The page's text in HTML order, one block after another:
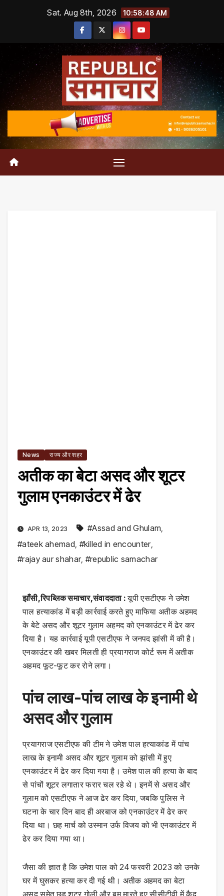
Sat. Aug 8th, 2026 10:58:48 AM
News राज्य और शहर
अतीक का बेटा असद और शूटर
गुलाम एनकाउंटर में ढेर
APR 13, 2023 #Assad and Ghulam
#ateek ahemad #killed in encounter,
#rajay aur shahar, #republic samachar
झाँसी,रिपब्लिक समाचार,संवाददाता :यूपी एसटीएफ ने उमेश
पाल हत्याकांड में बड़ी कार्रवाई करते हुए माफिया अतीक अहमद
के बेटे असद और शूटर गुलाम अहमद को एनकाउंटर में ढेर कर
दिया है। यह कार्रवाई यूपी एसटीएफ ने जनपद झांसी में की है।
एनकाउंटर की खबर मिलती ही प्रयागराज कोर्ट रूम में अतीक
अहमद फूट-फूट कर रोने लगा।
पांच लाख-पांच लाख के इनामी थे
असद और गुलाम
प्रयागराज एसटीएफ की टीम ने उमेश पाल हत्याकांड में पांच
लाख के इनामी असद और शूटर गुलाम को झांसी में हुए
एनकाउंटर में ढेर कर दिया गया है। उमेश पाल की हत्या के बाद
से पांचों शूटर लगातार फरार चल रहे थे। इनमें से असद और
गुलाम को एसटीएफ ने आज ढेर कर दिया, जबकि पुलिस ने
घटना के चार दिन बाद ही अरबाज को एनकाउंटर में ढेर कर
दिया था। छह मार्च को उस्मान उर्फ विजय को भी एनकाउंटर में
ढेर कर दिया गया था।
जैसा की ज्ञात है कि उमेश पाल को 24 फरवरी 2023 को उनके
घर में घुसकर हत्या कर दी गई थी। अतीक अहमद का बेटा
असद समेत छह शूटर गोली और बम मारते हुए सीसीटीवी में कैद